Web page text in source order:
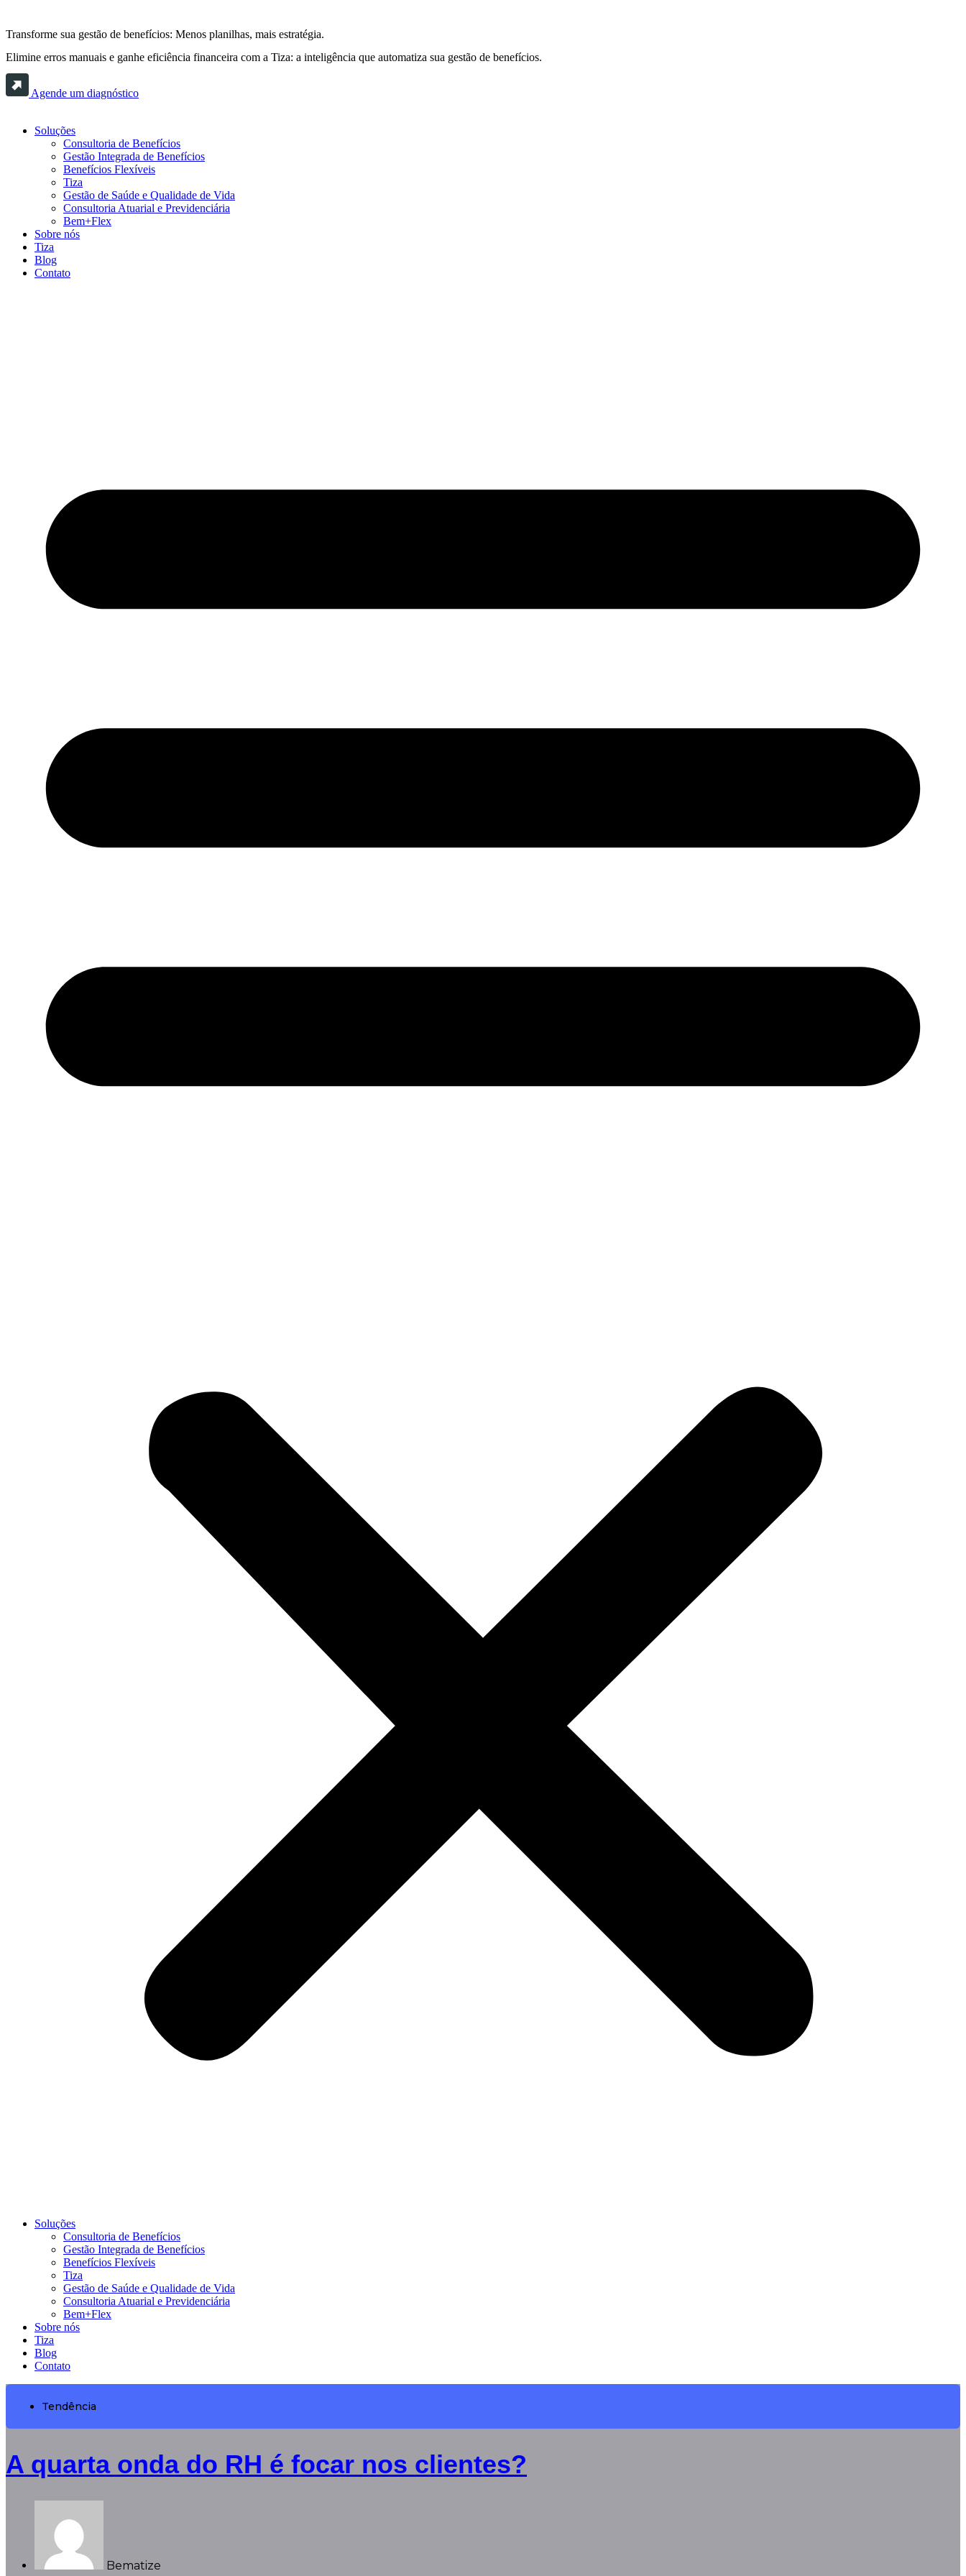
Transforme sua gestão de benefícios: Menos planilhas, mais estratégia.
Elimine erros manuais e ganhe eficiência financeira com a Tiza: a inteligência que automatiza sua gestão de benefícios.
Agende um diagnóstico
Soluções
Consultoria de Benefícios
Gestão Integrada de Benefícios
Benefícios Flexíveis
Tiza
Gestão de Saúde e Qualidade de Vida
Consultoria Atuarial e Previdenciária
Bem+Flex
Sobre nós
Tiza
Blog
Contato
Soluções
Consultoria de Benefícios
Gestão Integrada de Benefícios
Benefícios Flexíveis
Tiza
Gestão de Saúde e Qualidade de Vida
Consultoria Atuarial e Previdenciária
Bem+Flex
Sobre nós
Tiza
Blog
Contato
Tendência
A quarta onda do RH é focar nos clientes?
Bematize